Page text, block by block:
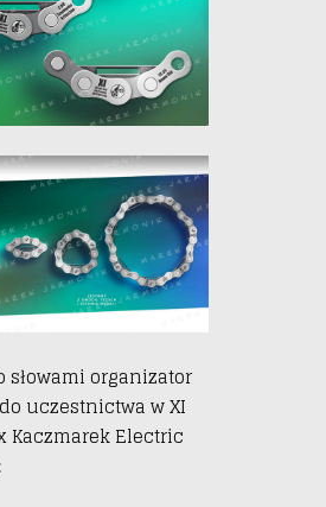
słowami organizator
uczestnictwa w XI
Kaczmarek Electric